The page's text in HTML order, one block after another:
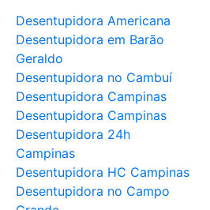
Desentupidora Americana
Desentupidora em Barão
Geraldo
Desentupidora no Cambuí
Desentupidora Campinas
Desentupidora Campinas
Desentupidora 24h
Campinas
Desentupidora HC Campinas
Desentupidora no Campo